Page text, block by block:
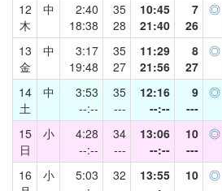
12
木
中
2:40
18:38
35
28
10:45
21:40
7
26
◎
13
金
中
3:17
19:48
35
27
11:29
21:56
8
27
◎
14
土
中
3:53
--:--
35
---
12:16
--:--
9
---
◎
15
日
小
4:28
--:--
34
---
13:06
--:--
10
---
◎
16
小
5:03
32
13:55
10
◎